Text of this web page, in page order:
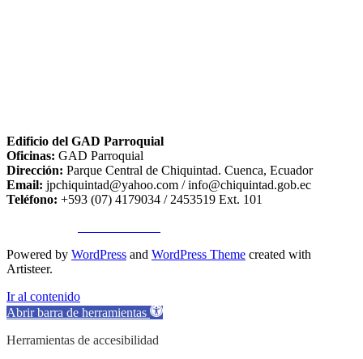
Edificio del GAD Parroquial
Oficinas: GAD Parroquial
Dirección: Parque Central de Chiquintad. Cuenca, Ecuador
Email: jpchiquintad@yahoo.com / info@chiquintad.gob.ec
Teléfono: +593 (07) 4179034 / 2453519 Ext. 101
Powered by WordPress and WordPress Theme created with
Artisteer.
Ir al contenido
Abrir barra de herramientas
Herramientas de accesibilidad